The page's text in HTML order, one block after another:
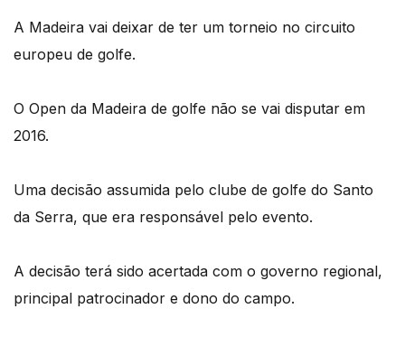
A Madeira vai deixar de ter um torneio no circuito
europeu de golfe.
O Open da Madeira de golfe não se vai disputar em
2016.
Uma decisão assumida pelo clube de golfe do Santo
da Serra, que era responsável pelo evento.
A decisão terá sido acertada com o governo regional,
principal patrocinador e dono do campo.